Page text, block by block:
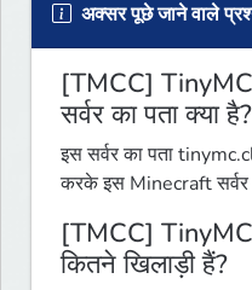
अक्सर पूछे जाने वाले
[TMCC]
सर्वर का पता क्या है?
इस सर्वर का पता
करके इस Minecraft सर्वर
[TMCC]
कितने खिलाड़ी हैं?